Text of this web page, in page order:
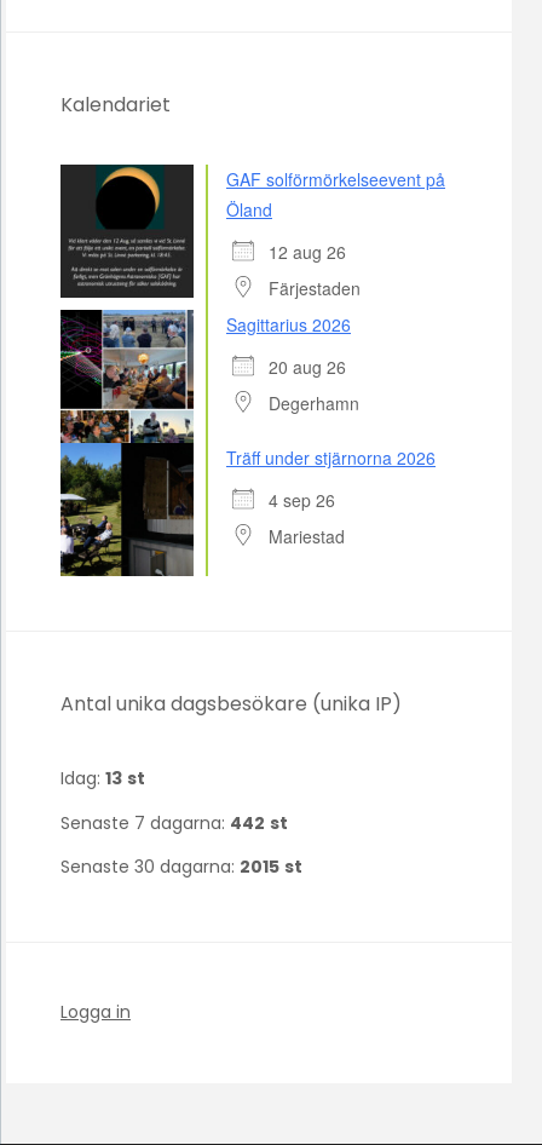
Kalendariet
GAF solförmörkelseevent på
Öland
12 aug 26
Färjestaden
Sagittarius 2026
20 aug 26
Degerhamn
Träff under stjärnorna 2026
4 sep 26
Mariestad
Antal unika dagsbesökare (unika IP)
Idag: 13 st
Senaste 7 dagarna: 442 st
Senaste 30 dagarna: 2015 st
Logga in